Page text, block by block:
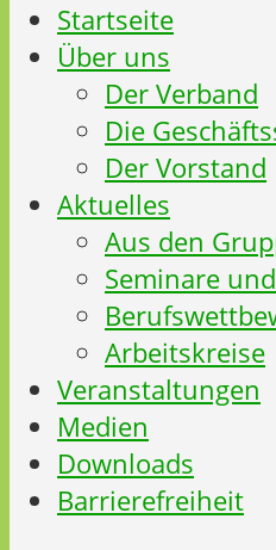
Startseite
Über uns
Der Verband
Die
Der Vorstand
Aktuelles
Aus den
Seminare
Arbeitskreise
Veranstaltungen
Medien
Downloads
Barrierefreiheit